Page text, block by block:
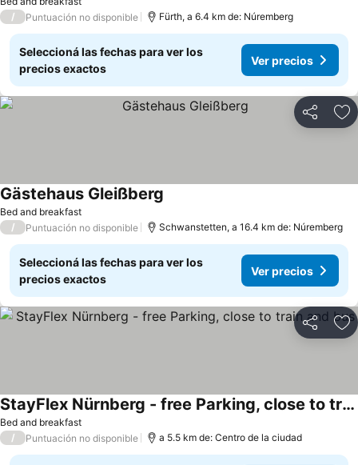
/
Puntuación no disponible Fürth, a 6.4 km de: Núremberg
Seleccioná las fechas para ver los
precios exactos
Ver precios
Compartir
Bed and breakfast
Gästehaus Gleißberg
/ Puntuación no disponible Schwanstetten, a 16.4 km de: Núremberg
Seleccioná las fechas para ver los
precios exactos
Ver precios
Compartir
Bed and breakfast
StayFlex Nürnberg - free Parking, close to train and bus
/ Puntuación no disponible a 5.5 km de: Centro de la ciudad